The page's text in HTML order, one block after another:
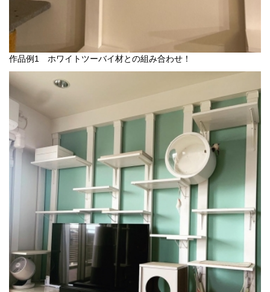
作品例1 ホワイトツーバイ材との組み合わせ！